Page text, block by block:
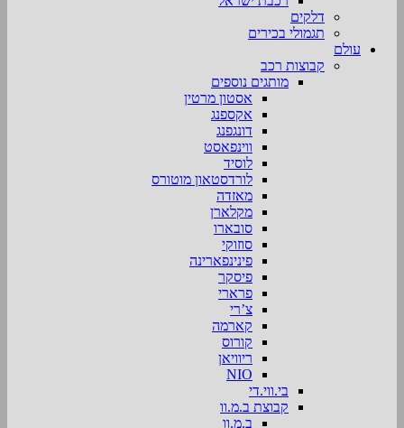
דלקים
תגמולי בכירים
עולם
קבוצות רכב
מותגים נוספים
אסטון מרטין
אקספנג
דונגפנג
ווינפאסט
לוסיד
לורדסטאון מוטורס
מאזדה
מקלארן
סובארו
סוזוקי
פינינפארינה
פיסקר
פרארי
צ’רי
קארמה
קורוס
ריוויאן
NIO
בי.ווי.די
קבוצת ב.מ.וו
ב.מ.וו